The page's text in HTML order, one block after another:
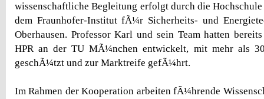
wissenschaftliche Begleitung erfolgt durch die
dem Fraunhofer-Institut fÃ¼r Sicherheits- und
Oberhausen. Professor Karl und sein Team hatten
HPR an der TU MÃ¼nchen entwickelt, mit mehr als 30
geschÃ¼tzt und zur Marktreife gefÃ¼hrt.
Im Rahmen der Kooperation arbeiten fÃ¼hrende